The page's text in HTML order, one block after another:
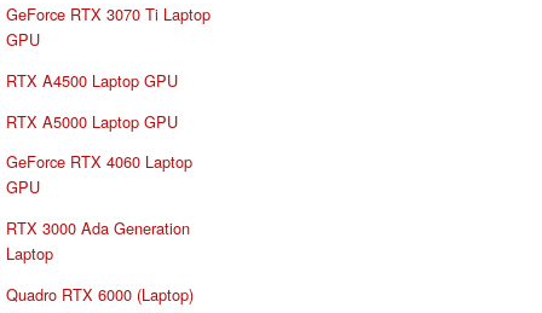
GeForce RTX 3070 Ti Laptop
GPU
RTX A4500 Laptop GPU
RTX A5000 Laptop GPU
GeForce RTX 4060 Laptop
GPU
RTX 3000 Ada Generation
Laptop
Quadro RTX 6000 (Laptop)